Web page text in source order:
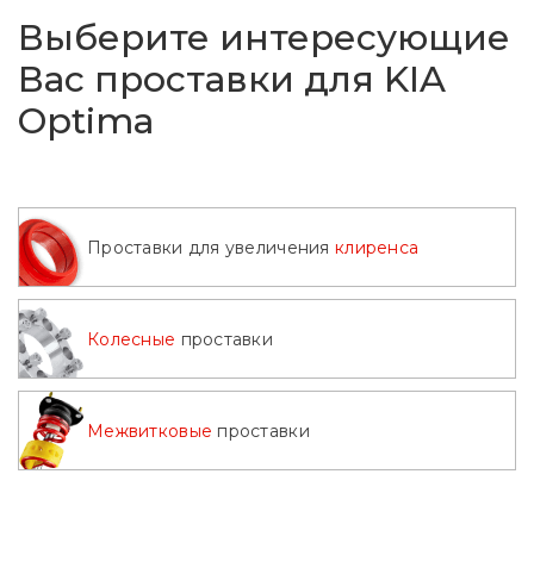
2016
2017 2018
2019
2020
Выберите интересующие
Вас проставки для KIA
Optima
Проставки для увеличения клиренса
Колесные проставки
Межвитковые проставки